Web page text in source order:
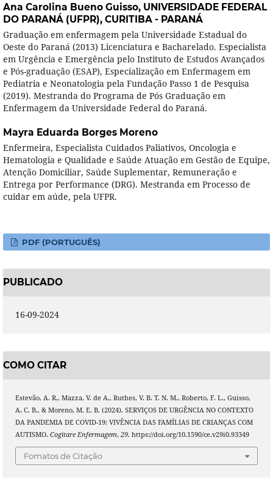
Ana Carolina Bueno Guisso, UNIVERSIDADE FEDERAL
DO PARANÁ (UFPR), CURITIBA - PARANÁ
Graduação em enfermagem pela Universidade Estadual do
Oeste do Paraná (2013) Licenciatura e Bacharelado. Especialista
em Urgência e Emergência pelo Instituto de Estudos Avançados
e Pós-graduação (ESAP), Especialização em Enfermagem em
Pediatria e Neonatologia pela Fundação Passo 1 de Pesquisa
(2019). Mestranda do Programa de Pós Graduação em
Enfermagem da Universidade Federal do Paraná.
Mayra Eduarda Borges Moreno
Enfermeira, Especialista Cuidados Paliativos, Oncologia e
Hematologia e Qualidade e Saúde Atuação em Gestão de Equipe,
Atenção Domiciliar, Saúde Suplementar, Remuneração e
Entrega por Performance (DRG). Mestranda em Processo de
cuidar em aúde, pela UFPR.
PDF (PORTUGUÊS)
PUBLICADO
16-09-2024
COMO CITAR
Estevão, A. R., Mazza, V. de A., Ruthes, V. B. T. N. M., Roberto, F. L., Guisso,
A. C. B., & Moreno, M. E. B. (2024). SERVIÇOS DE URGÊNCIA NO CONTEXTO
DA PANDEMIA DE COVID-19: VIVÊNCIA DAS FAMÍLIAS DE CRIANÇAS COM
AUTISMO. Cogitare Enfermagem, 29. https://doi.org/10.1590/ce.v29i0.93349
Fomatos de Citação